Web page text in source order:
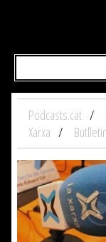
Podcasts.cat
Xarxa